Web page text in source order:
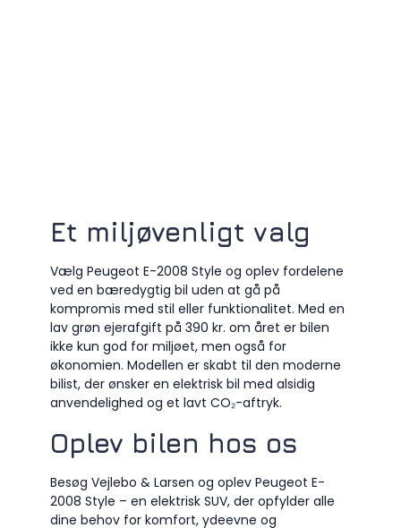
Et miljøvenligt valg
Vælg Peugeot E-2008 Style og oplev fordelene
ved en bæredygtig bil uden at gå på
kompromis med stil eller funktionalitet. Med en
lav grøn ejerafgift på 390 kr. om året er bilen
ikke kun god for miljøet, men også for
økonomien. Modellen er skabt til den moderne
bilist, der ønsker en elektrisk bil med alsidig
anvendelighed og et lavt CO₂-aftryk.
Oplev bilen hos os
Besøg Vejlebo & Larsen og oplev Peugeot E-
2008 Style – en elektrisk SUV, der opfylder alle
dine behov for komfort, ydeevne og